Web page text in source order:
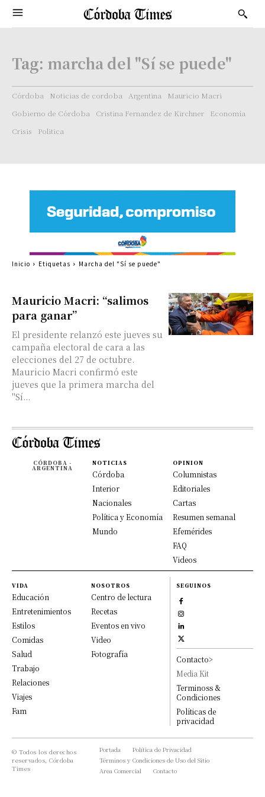
Tag: marcha del "Sí se puede"
Córdoba Noticias de cordoba Argentina
Mauricio Macri
Gobierno de Córdoba
Cristina Fernandez de Kirchner
Economía
Crisis
Politica
Mauricio Macri: “salimos
para ganar”
El presidente relanzó este jueves su
campaña electoral de cara a las
elecciones del 27 de octubre.
Mauricio Macri confirmó este
jueves que la primera marcha del
"Sí...
Inicio Etiquetas Marcha del "Sí se puede"
CÓRDOBA -
ARGENTINA
NOTICIAS
Córdoba
Interior
Nacionales
Política y Economía
Mundo
OPINION
Columnistas
Editoriales
Cartas
Resumen semanal
Efemérides
FAQ
Videos
VIDA
Educación
Entretenimientos
Estilos
Comidas
Salud
Trabajo
Relaciones
Viajes
Fam
NOSOTROS
Centro de lectura
Recetas
Eventos en vivo
Video
Fotografía
SEGUINOS
Contacto>
Media Kit
Terminoss &
Condiciones
Políticas de
privacidad
© Todos los derechos
reservados, Córdoba
Times
Portada
Política de Privacidad
Términos y Condiciones de Uso del Sitio
Area Comercial
Contacto